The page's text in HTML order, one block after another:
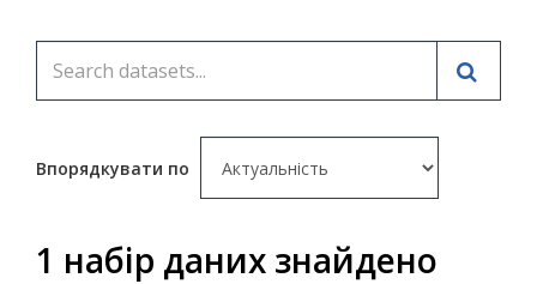
Впорядкувати по
1 набір даних знайдено